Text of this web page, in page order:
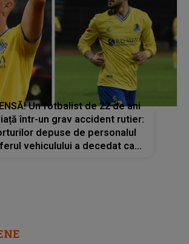
Un fotbalist de 22 de ani
într-un grav accident rutier:
depuse de personalul
vehiculului a decedat ca